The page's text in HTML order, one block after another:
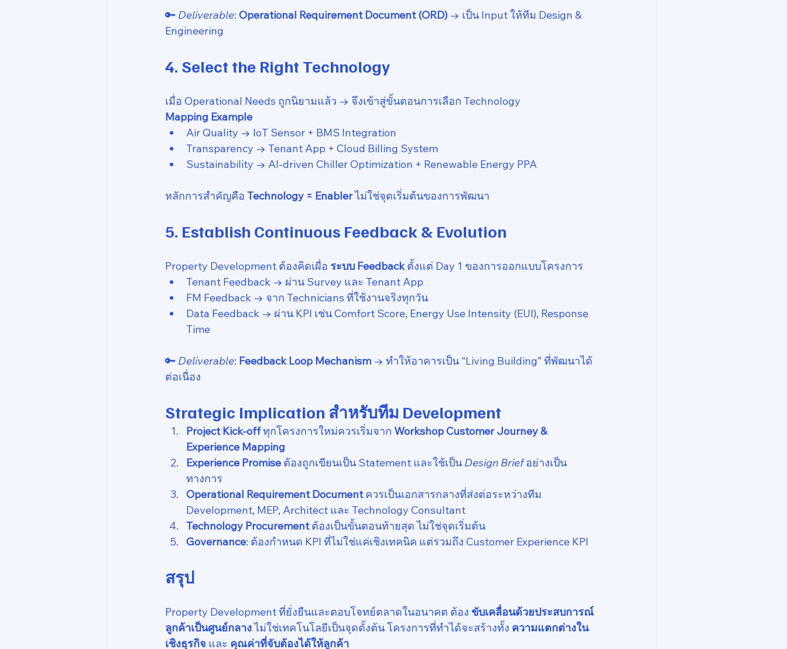
🔑 Deliverable: Operational Requirement Document (ORD) → เป็น Input ให้ทีม Design &
Engineering
4. Select the Right Technology
เมื่อ Operational Needs ถูกนิยามแล้ว → จึงเข้าสู่ขั้นตอนการเลือก Technology
Mapping Example
Air Quality → IoT Sensor + BMS Integration
Transparency → Tenant App + Cloud Billing System
Sustainability → AI-driven Chiller Optimization + Renewable Energy PPA
หลักการสำคัญคือ Technology = Enabler ไม่ใช่จุดเริ่มต้นของการพัฒนา
5. Establish Continuous Feedback & Evolution
Property Development ต้องคิดเผื่อ ระบบ Feedback ตั้งแต่ Day 1 ของการออกแบบโครงการ
Tenant Feedback → ผ่าน Survey และ Tenant App
FM Feedback → จาก Technicians ที่ใช้งานจริงทุกวัน
Data Feedback → ผ่าน KPI เช่น Comfort Score, Energy Use Intensity (EUI), Response
Time
🔑 Deliverable: Feedback Loop Mechanism → ทำให้อาคารเป็น “Living Building” ที่พัฒนาได้
ต่อเนื่อง
Strategic Implication สำหรับทีม Development
Project Kick-off ทุกโครงการใหม่ควรเริ่มจาก Workshop Customer Journey &
Experience Mapping
Experience Promise ต้องถูกเขียนเป็น Statement และใช้เป็น Design Brief อย่างเป็น
ทางการ
Operational Requirement Document ควรเป็นเอกสารกลางที่ส่งต่อระหว่างทีม
Development, MEP, Architect และ Technology Consultant
Technology Procurement ต้องเป็นขั้นตอนท้ายสุด ไม่ใช่จุดเริ่มต้น
Governance: ต้องกำหนด KPI ที่ไม่ใช่แค่เชิงเทคนิค แต่รวมถึง Customer Experience KPI
สรุป
Property Development ที่ยั่งยืนและตอบโจทย์ตลาดในอนาคต ต้อง ขับเคลื่อนด้วยประสบการณ์
ลูกค้าเป็นศูนย์กลาง ไม่ใช่เทคโนโลยีเป็นจุดตั้งต้น โครงการที่ทำได้จะสร้างทั้ง ความแตกต่างใน
เชิงธุรกิจ และ คุณค่าที่จับต้องได้ให้ลูกค้า